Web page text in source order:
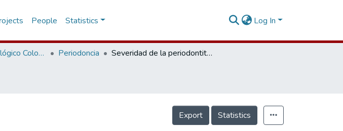
People Statistics Log In
Colegio Odontológico Colombiano Periodoncia Severidad de la periodontitis crónica en el paciente diabético tipo 2 controlado. Revisión sistemática
Export Statistics